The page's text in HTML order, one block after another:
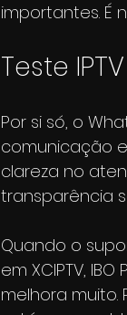
importantes. É
Teste
Por si só, o
comunicação
clareza no
transparência
Quando o
em XCIPTV,
melhora muito.